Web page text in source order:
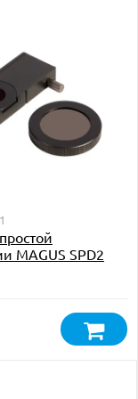
MAGUS SPD2